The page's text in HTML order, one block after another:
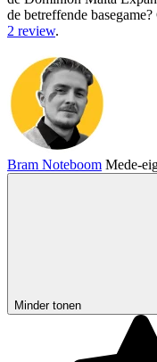
de betreffende
2 review.
Bram Noteboom Mede-
Minder tonen